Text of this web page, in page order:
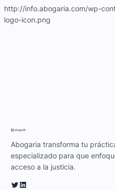
http://info.abogaria.com/wp-
logo-icon.png
Abogaria transforma tu
especializado para que
acceso a la justicia.
Twitter LinkedIn